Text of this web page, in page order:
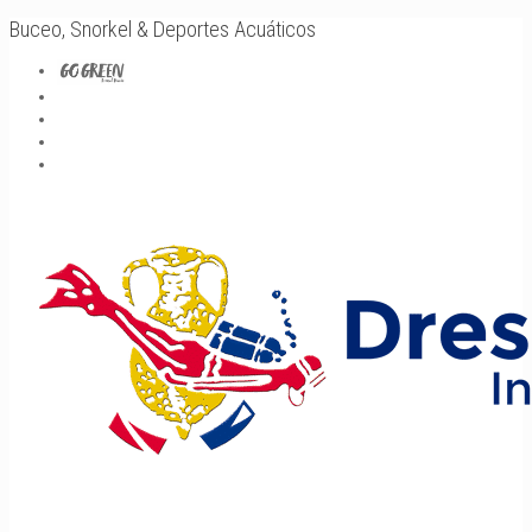
Buceo, Snorkel & Deportes Acuáticos